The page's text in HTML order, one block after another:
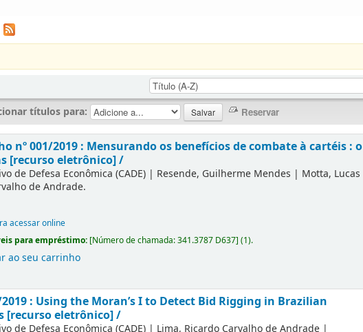
títulos para:
nº 001/2019 : Mensurando os benefícios de combate à cartéis : o
[recurso eletrônico] /
de Defesa Econômica (CADE) | Resende, Guilherme Mendes | Motta, Lucas
de Andrade.
acessar online
para empréstimo: [Número de chamada:341.3787 D637](1).
ao seu carrinho
: Using the Moran’s I to Detect Bid Rigging in Brazilian
[recurso eletrônico] /